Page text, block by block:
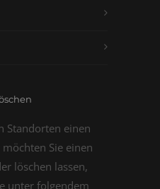
Standorten einen
Sie einen
löschen lassen,
unter folgendem